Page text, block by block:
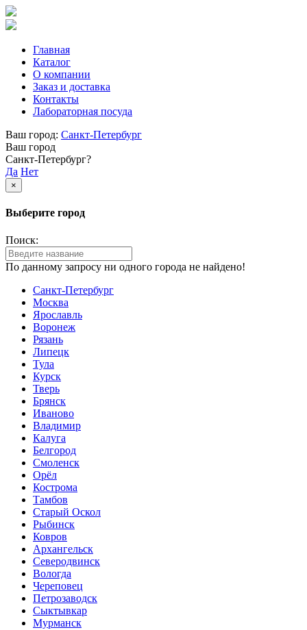
Главная
Каталог
О компании
Заказ и доставка
Контакты
Лабораторная посуда
Ваш город: Санкт-Петербург
Ваш город
Санкт-Петербург?
Да Нет
×
Выберите город
Поиск:
По данному запросу ни одного города не найдено!
Санкт-Петербург
Москва
Ярославль
Воронеж
Рязань
Липецк
Тула
Курск
Тверь
Брянск
Иваново
Владимир
Калуга
Белгород
Смоленск
Орёл
Кострома
Тамбов
Старый Оскол
Рыбинск
Ковров
Архангельск
Северодвинск
Вологда
Череповец
Петрозаводск
Сыктывкар
Мурманск